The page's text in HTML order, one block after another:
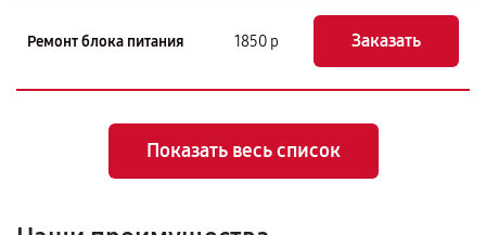
Ремонт блока питания 1850 р Заказать
Показать весь список